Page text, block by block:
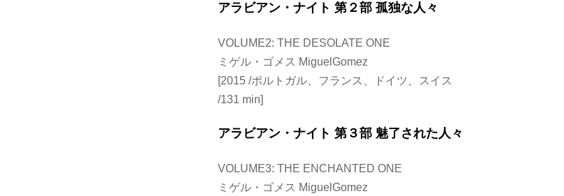
アラビアン・ナイト 第２部 孤独な人々
VOLUME2: THE DESOLATE ONE
ミゲル・ゴメス MiguelGomez
[2015 /ポルトガル、フランス、ドイツ、スイス
/131 min]
アラビアン・ナイト 第３部 魅了された人々
VOLUME3: THE ENCHANTED ONE
ミゲル・ゴメス MiguelGomez